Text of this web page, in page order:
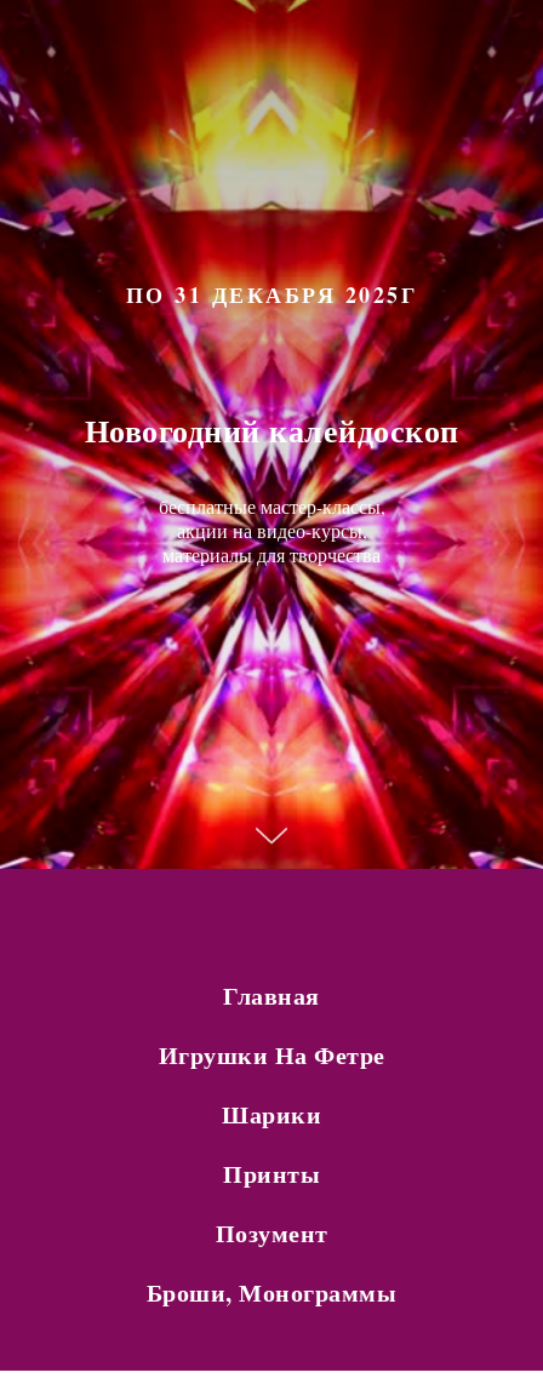
ПО 31 ДЕКАБРЯ 2025Г
Новогодний калейдоскоп
бесплатные мастер-классы,
акции на видео-курсы,
материалы для творчества
Главная
Игрушки На Фетре
Шарики
Принты
Позумент
Броши, Монограммы